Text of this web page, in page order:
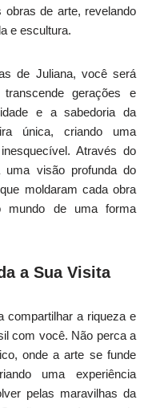
de arte, revelando
e escultura.
de Juliana, você será
gerações e
e a sabedoria da
única, criando uma
Através do
uma visão profunda do
moldaram cada obra
de uma forma
a Sua Visita
compartilhar a riqueza e
com você. Não perca a
onde a arte se funde
uma experiência
pelas maravilhas da